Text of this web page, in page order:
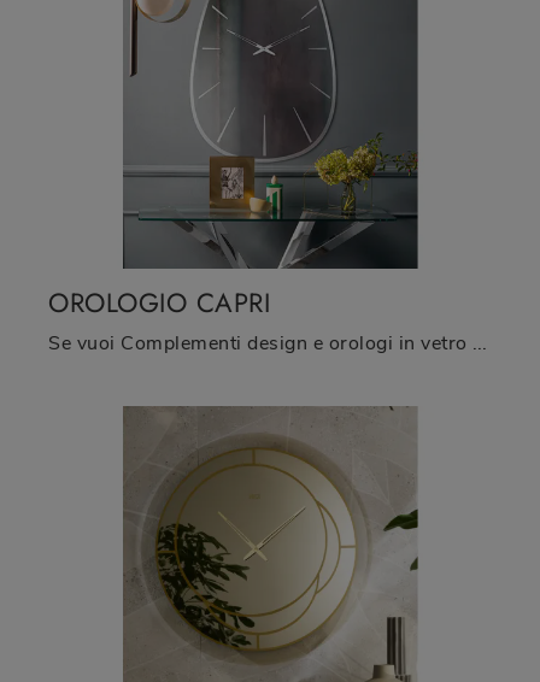
OROLOGIO CAPRI
Se vuoi Complementi design e orologi in vetro ottieni informazioni sul modello Orologio Capri della marca Riflessi.